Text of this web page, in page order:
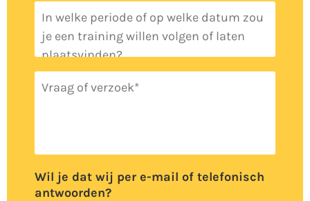
Datum
training
of
Wil je dat wij per e-mail of telefonisch
antwoorden?